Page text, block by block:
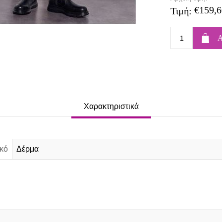
Τιμή:
Χαρακτηριστικά
Δέρμα